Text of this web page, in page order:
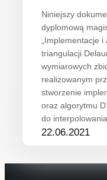
Niniejszy
dyplomową
„Implementacje
triangulacji
wymiarowych
realizowanym
stworzenie
oraz algorytmu
do
22.06.2021